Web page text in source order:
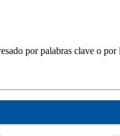
por palabras clave o